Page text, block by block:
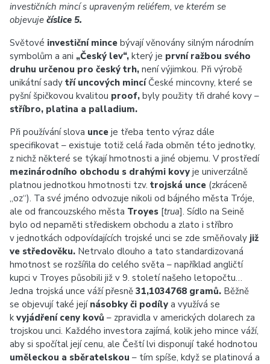
investičních mincí s upraveným reliéfem, ve kterém se
objevuje číslice 5.
Světové investiční mince bývají věnovány silným národním
symbolům a ani „Český lev“, který je první ražbou svého
druhu určenou pro český trh, není výjimkou. Při výrobě
unikátní sady tří uncových mincíČeské mincovny, které se
pyšní špičkovou kvalitou proof, byly použity tři drahé kovy –
stříbro, platina a palladium.
Při používání slova unce je třeba tento výraz dále
specifikovat – existuje totiž celá řada obměn této jednotky,
z nichž některé se týkají hmotnosti a jiné objemu. V prostředí
mezinárodního obchodu s drahými kovy je univerzálně
platnou jednotkou hmotnosti tzv. trojská unce (zkráceně
„oz“). Ta své jméno odvozuje nikoli od bájného města Tróje,
ale od francouzského města Troyes [trua]. Sídlo na Seině
bylo od nepaměti střediskem obchodu a zlato i stříbro
v jednotkách odpovídajících trojské unci se zde směňovaly již
ve středověku. Netrvalo dlouho a tato standardizovaná
hmotnost se rozšířila do celého světa – například angličtí
kupci v Troyes působili již v 9. století našeho letopočtu…
Jedna trojská unce váží přesně 31,1034768 gramů. Běžně
se objevují také její násobky či podíly a využívá se
k vyjádření ceny kovů – zpravidla v amerických dolarech za
trojskou unci. Každého investora zajímá, kolik jeho mince váží,
aby si spočítal její cenu, ale Čeští lvi disponují také hodnotou
uměleckou a sběratelskou – tím spíše, když se platinová a